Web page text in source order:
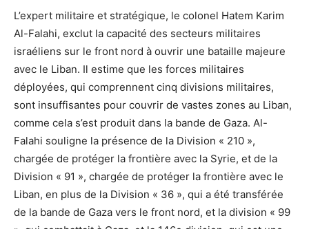
L’expert militaire et stratégique, le colonel Hatem Karim
Al-Falahi, exclut la capacité des secteurs militaires
israéliens sur le front nord à ouvrir une bataille majeure
avec le Liban. Il estime que les forces militaires
déployées, qui comprennent cinq divisions militaires,
sont insuffisantes pour couvrir de vastes zones au Liban,
comme cela s’est produit dans la bande de Gaza. Al-
Falahi souligne la présence de la Division « 210 »,
chargée de protéger la frontière avec la Syrie, et de la
Division « 91 », chargée de protéger la frontière avec le
Liban, en plus de la Division « 36 », qui a été transférée
de la bande de Gaza vers le front nord, et la division « 99